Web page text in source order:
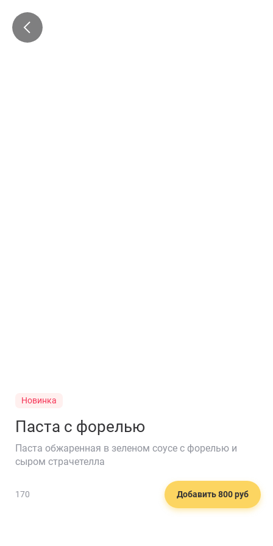
Новинка
Паста с форелью
Паста обжаренная в зеленом соусе с форелью и
сыром страчетелла
170 Добавить 800 руб